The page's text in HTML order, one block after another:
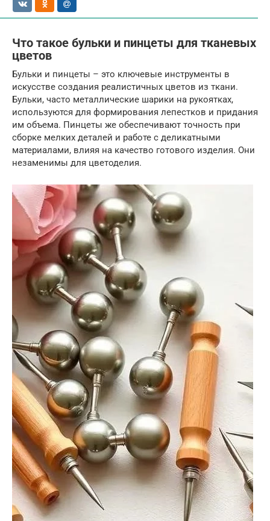
Что такое бульки и пинцеты для тканевых
цветов
Бульки и пинцеты – это ключевые инструменты в
искусстве создания реалистичных цветов из ткани.
Бульки, часто металлические шарики на рукоятках,
используются для формирования лепестков и придания
им объема. Пинцеты же обеспечивают точность при
сборке мелких деталей и работе с деликатными
материалами, влияя на качество готового изделия. Они
незаменимы для цветоделия.